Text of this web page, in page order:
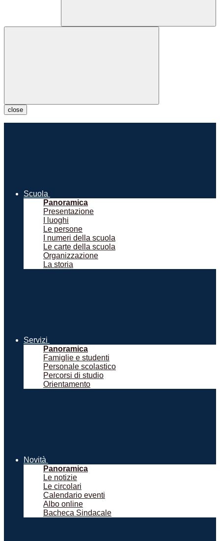
close
Scuola
Panoramica
Presentazione
I luoghi
Le persone
I numeri della scuola
Le carte della scuola
Organizzazione
La storia
Servizi
Panoramica
Famiglie e studenti
Personale scolastico
Percorsi di studio
Orientamento
Novità
Panoramica
Le notizie
Le circolari
Calendario eventi
Albo online
Bacheca Sindacale